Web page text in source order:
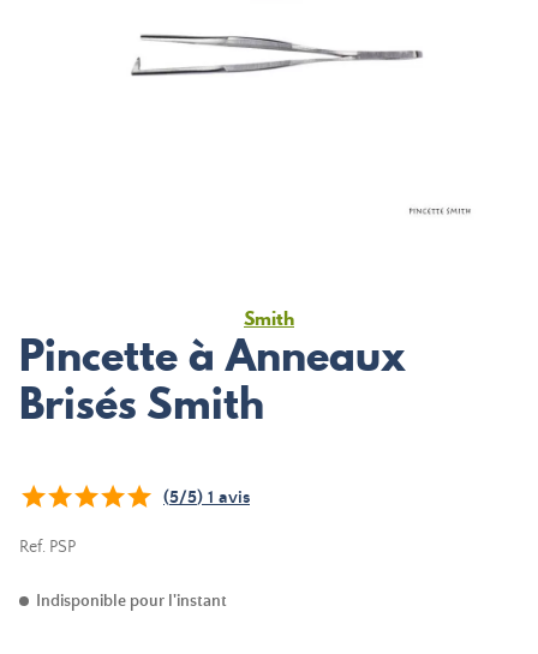
Smith
Pincette à Anneaux
Brisés Smith
(5/5) 1 avis
Ref. PSP
Indisponible pour l'instant